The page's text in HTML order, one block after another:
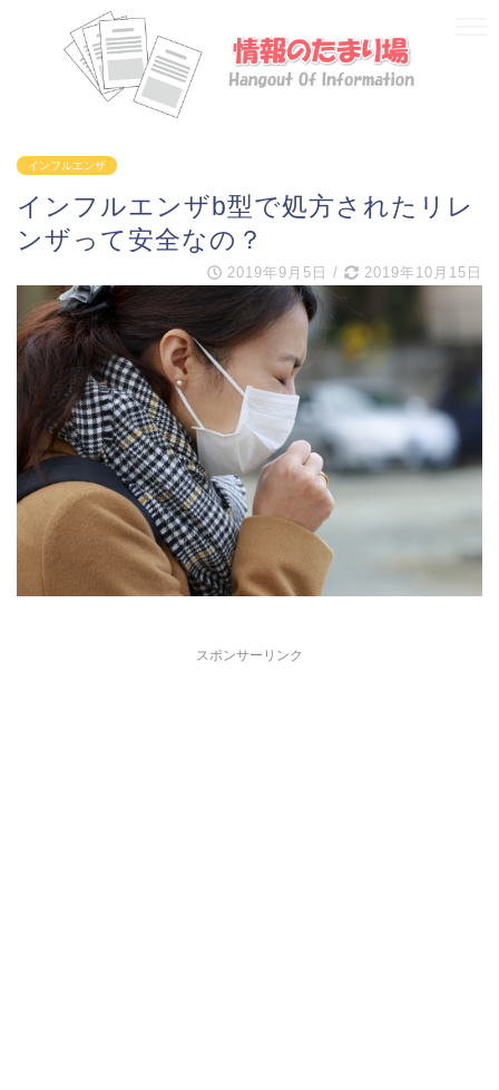
インフルエンザ
インフルエンザb型で処方されたリレ
ンザって安全なの？
2019年9月5日 / 2019年10月15日
スポンサーリンク